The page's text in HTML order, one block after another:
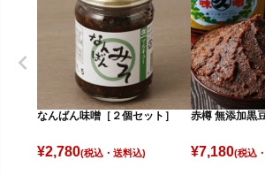
なんばん味噌［２個セット］
¥2,780(税込)
赤樽 無添加黒
¥7,180(税込)